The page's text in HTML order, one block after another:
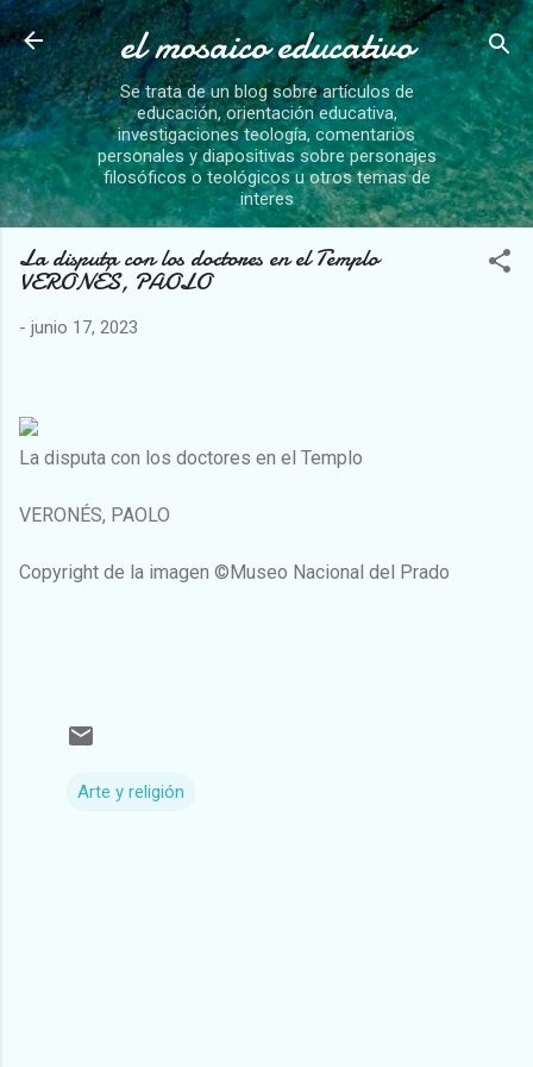
Ir al contenido principal
el mosaico educativo
Se trata de un blog sobre artículos de
educación, orientación educativa,
investigaciones teología, comentarios
personales y diapositivas sobre personajes
filosóficos o teológicos u otros temas de
interes
La disputa con los doctores en el Templo
VERONÉS, PAOLO
- junio 17, 2023
La disputa con los doctores en el Templo
VERONÉS, PAOLO
Copyright de la imagen ©Museo Nacional del Prado
Arte y religión